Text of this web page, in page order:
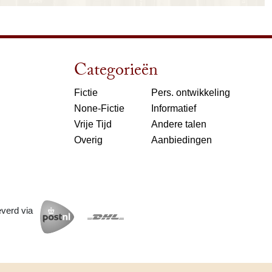
Categorieën
Fictie
None-Fictie
Vrije Tijd
Overig
Pers. ontwikkeling
Informatief
Andere talen
Aanbiedingen
via